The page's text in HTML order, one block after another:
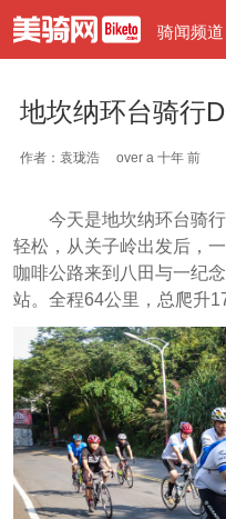
骑闻频道
地坎纳环台骑行
作者：袁珑浩 over a 十年 前
今天是地坎纳环台骑
轻松，从关子岭出发后，
咖啡公路来到八田与一纪
站。全程64公里，总爬升